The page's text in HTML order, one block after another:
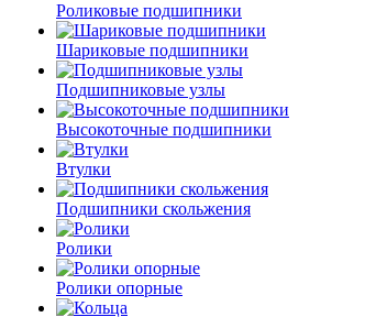
Роликовые подшипники
Шариковые подшипники
Подшипниковые узлы
Высокоточные подшипники
Втулки
Подшипники скольжения
Ролики
Ролики опорные